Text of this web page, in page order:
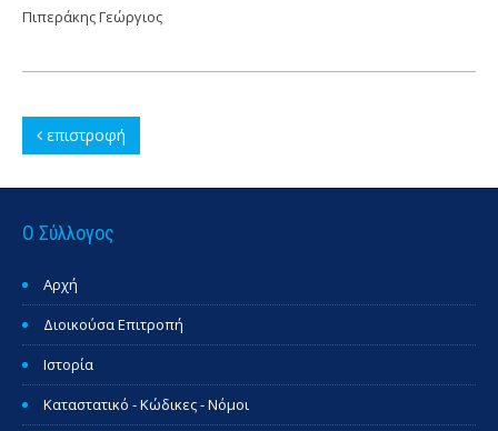
Πιπεράκης Γεώργιος
επιστροφή
Ο Σύλλογος
Αρχή
Διοικούσα Επιτροπή
Ιστορία
Καταστατικό - Κώδικες - Νόμοι